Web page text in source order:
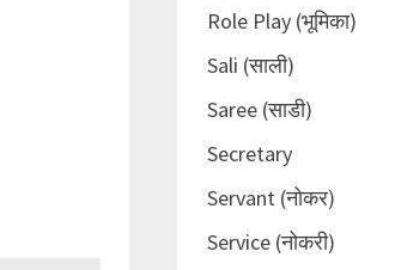
Role Play (भूमिका)
Sali (साली)
Saree (साडी)
Secretary
Servant (नोकर)
Service (नोकरी)